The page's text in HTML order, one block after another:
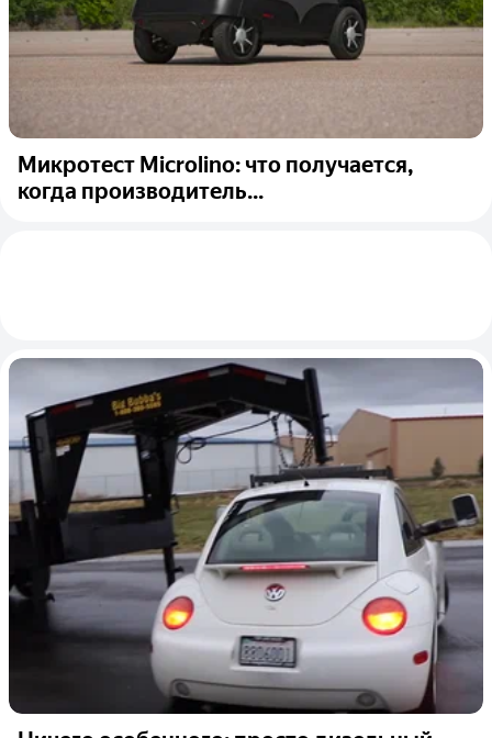
Микротест Microlino: что получается,
когда производитель...